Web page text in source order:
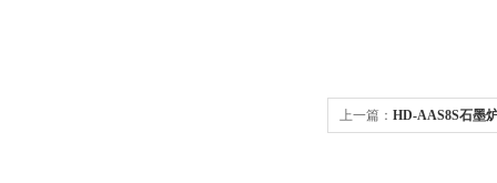
上一篇： HD-AAS8S石墨